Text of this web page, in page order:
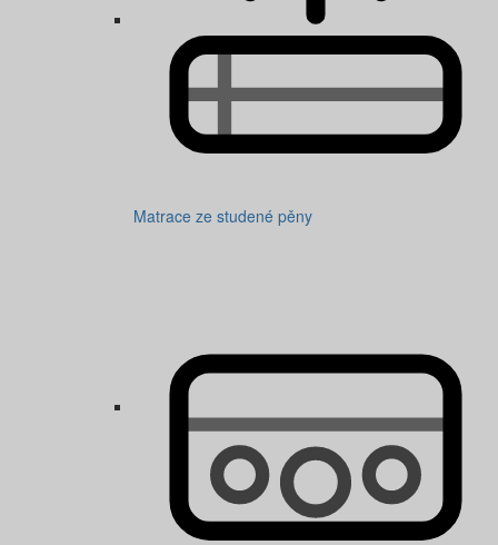
Matrace ze studené pěny